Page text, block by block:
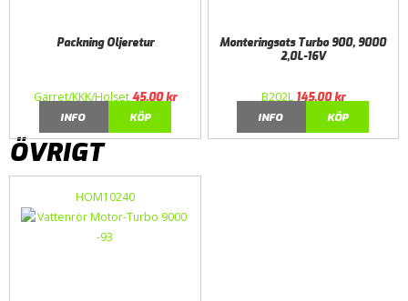
Packning Oljeretur
Garret/KKK/Holset 45,00kr
INFO
KÖP
Monteringsats Turbo 900, 9000
2,0L-16V
B202L 145,00kr
INFO
KÖP
ÖVRIGT
HOM10240